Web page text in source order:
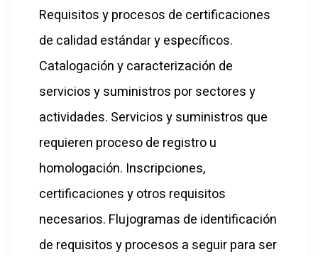
Requisitos y procesos de certificaciones
de calidad estándar y específicos.
Catalogación y caracterización de
servicios y suministros por sectores y
actividades. Servicios y suministros que
requieren proceso de registro u
homologación. Inscripciones,
certificaciones y otros requisitos
necesarios. Flujogramas de identificación
de requisitos y procesos a seguir para ser